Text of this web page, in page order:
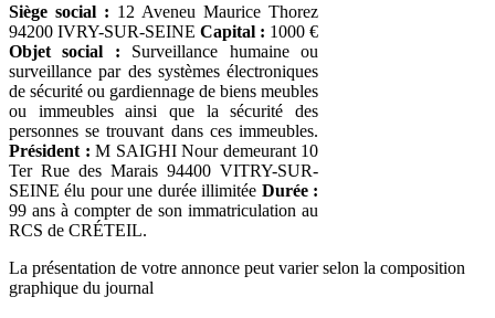
Siège social : 12 Aveneu Maurice Thorez
94200 IVRY-SUR-SEINE Capital : 1000 €
Objet social : Surveillance humaine ou
surveillance par des systèmes électroniques
de sécurité ou gardiennage de biens meubles
ou immeubles ainsi que la sécurité des
personnes se trouvant dans ces immeubles.
Président : M SAIGHI Nour demeurant 10
Ter Rue des Marais 94400 VITRY-SUR-
SEINE élu pour une durée illimitée Durée :
99 ans à compter de son immatriculation au
RCS de CRÉTEIL.
La présentation de votre annonce peut varier selon la composition
graphique du journal